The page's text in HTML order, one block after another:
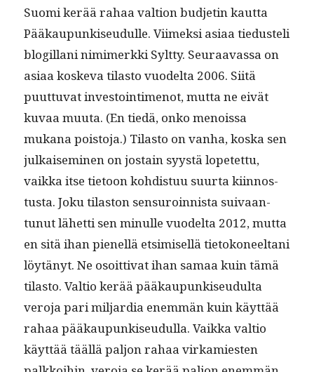
Suo­mi kerää rahaa val­tion bud­jetin kaut­ta
Pääkaupunkiseudulle. Viimek­si asi­aa tiedusteli
blogillani nim­imerk­ki Sylt­ty. Seu­raavas­sa on
asi­aa koske­va tilas­to vuodelta 2006. Siitä
puut­tuvat investoin­ti­menot, mut­ta ne eivät
kuvaa muu­ta. (En tiedä, onko menois­sa
mukana pois­to­ja.) Tilas­to on van­ha, kos­ka sen
julkaisem­i­nen on jostain syys­tä lopetet­tu,
vaik­ka itse tietoon kohdis­tuu suur­ta kiin­nos­
tus­ta. Joku tilas­ton sen­suroin­nista suiv­aan­
tunut lähet­ti sen min­ulle vuodelta 2012, mut­ta
en sitä ihan pienel­lä etsimisel­lä tietokoneeltani
löytänyt. Ne osoit­ti­vat ihan samaa kuin tämä
tilas­to. Val­tio kerää pääkaupunkiseudul­ta
vero­ja pari mil­jar­dia enem­män kuin käyt­tää
rahaa pääkaupunkiseudul­la. Vaik­ka val­tio
käyt­tää tääl­lä paljon rahaa virkami­esten